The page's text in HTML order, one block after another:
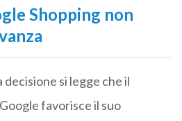
Shopping non
si legge che il
favorisce il suo